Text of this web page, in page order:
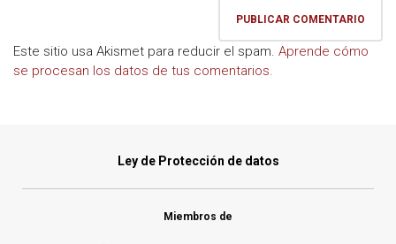
Este sitio usa Akismet para reducir el spam. Aprende cómo
se procesan los datos de tus comentarios.
Ley de Protección de datos
Miembros de